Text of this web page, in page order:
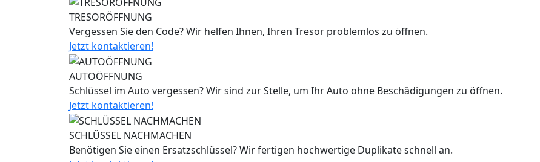
TRESORÖFFNUNG
Vergessen Sie den Code? Wir helfen Ihnen, Ihren Tresor problemlos zu öffnen.
Jetzt kontaktieren!
AUTOÖFFNUNG
Schlüssel im Auto vergessen? Wir sind zur Stelle, um Ihr Auto ohne Beschädigungen zu öffnen.
Jetzt kontaktieren!
SCHLÜSSEL NACHMACHEN
Benötigen Sie einen Ersatzschlüssel? Wir fertigen hochwertige Duplikate schnell an.